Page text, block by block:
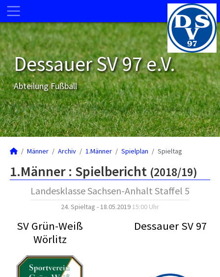
Dessauer SV 97 e.V.
Abteilung Fußball
Männer Archiv 1.Männer Spielplan Spieltag
1.Männer : Spielbericht (2018/19)
Landesklasse Sachsen-Anhalt Staffel 5
24. Spieltag - 18.05.2019 15:00 Uhr
SV Grün-Weiß
Wörlitz
Dessauer SV 97